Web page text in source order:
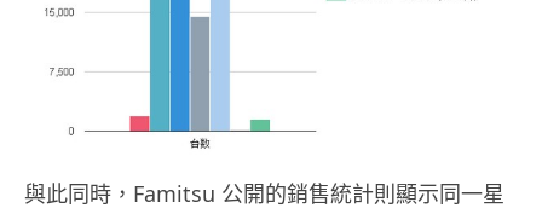
與此同時，Famitsu 公開的銷售統計則顯示同一星